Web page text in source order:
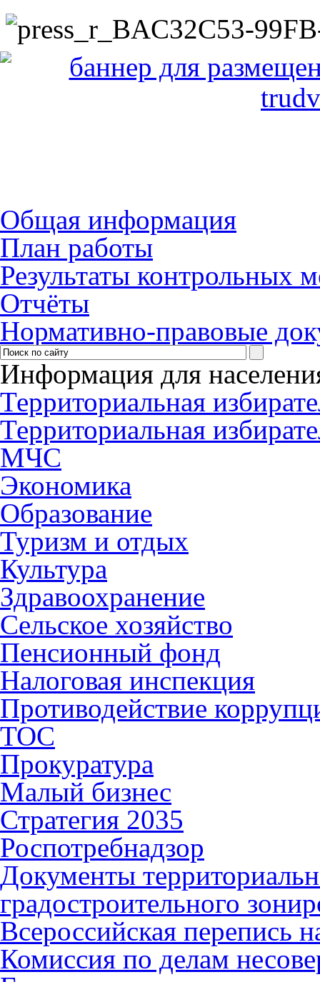
Общая информация
План работы
Результаты контрольных
Отчёты
Нормативно-правовые
Информация для
Территориальная
Территориальная
МЧС
Экономика
Образование
Туризм и отдых
Культура
Здравоохранение
Сельское хозяйство
Пенсионный фонд
Налоговая инспекция
Противодействие
ТОС
Прокуратура
Малый бизнес
Стратегия 2035
Роспотребнадзор
Документы
градостроительного
Всероссийская перепись
Комиссия по делам